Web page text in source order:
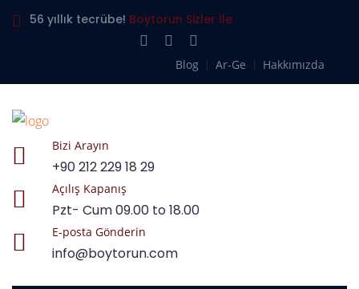
56 yıllık tecrübe! Boytorun Sizler İle
Blog Ar-Ge Hakkımızda
Bizi Arayın
+90 212 229 18 29
Açılış Kapanış
Pzt- Cum 09.00 to 18.00
E-posta Gönderin
info@boytorun.com